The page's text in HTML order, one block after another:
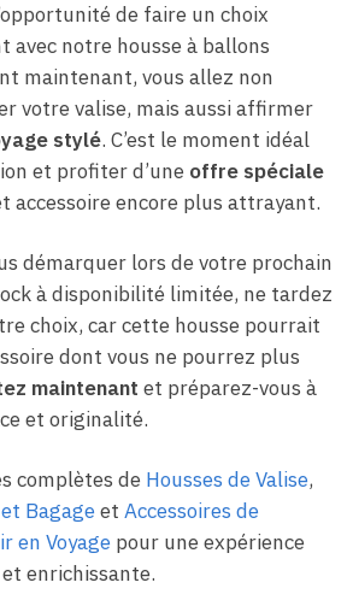
de faire un choix
avec notre housse à ballons
maintenant, vous allez non
votre valise, mais aussi affirmer
stylé. C’est le moment idéal
et profiter d’une offre spéciale
accessoire encore plus attrayant.
démarquer lors de votre prochain
à disponibilité limitée, ne tardez
choix, car cette housse pourrait
dont vous ne pourrez plus
maintenant et préparez-vous à
et originalité.
complètes de Housses de Valise,
Bagageet Accessoires de
en Voyage pour une expérience
enrichissante.